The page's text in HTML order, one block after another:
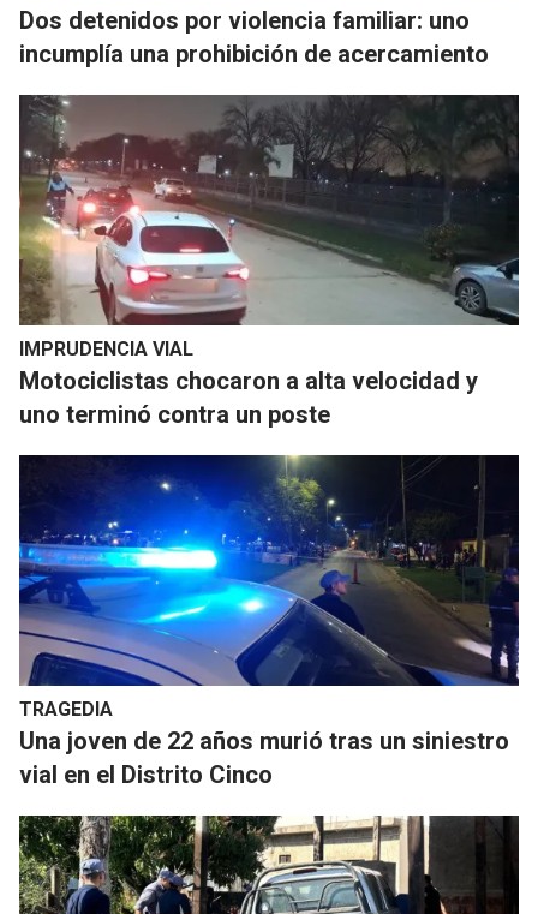
Dos detenidos por violencia familiar: uno
incumplía una prohibición de acercamiento
IMPRUDENCIA VIAL
Motociclistas chocaron a alta velocidad y
uno terminó contra un poste
TRAGEDIA
Una joven de 22 años murió tras un siniestro
vial en el Distrito Cinco